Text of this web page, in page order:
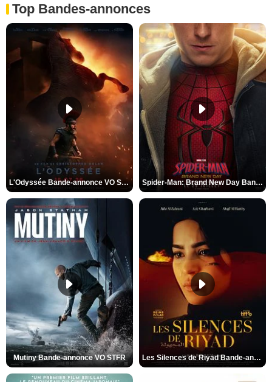
Top Bandes-annonces
L'Odyssée Bande-annonce VO STFR Spider-Man: Brand New Day Bande-annonce VO STFR
Mutiny Bande-annonce VO STFR Les Silences de Riyad Bande-annonce VO STFR